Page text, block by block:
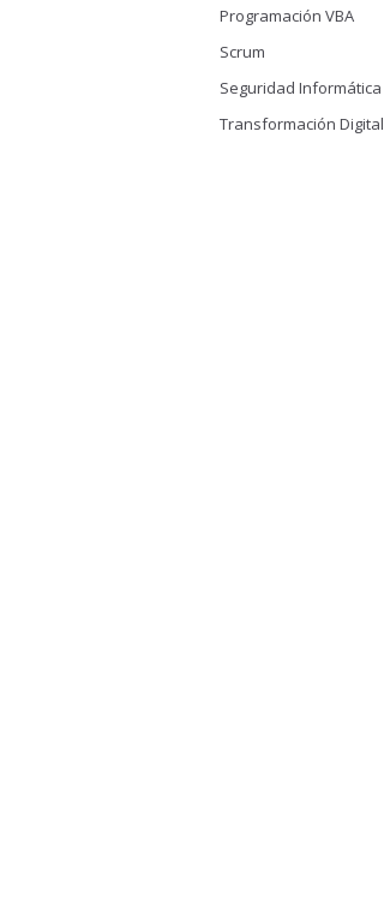
Programación VBA
Scrum
Seguridad Informática
Transformación Digital